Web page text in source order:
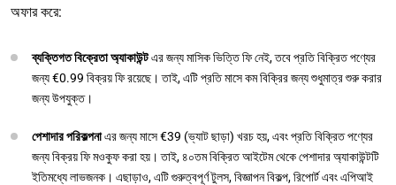
অফার করে:
ব্যক্তিগত বিক্রেতা অ্যাকাউন্টএর জন্য মাসিক ভিত্তি ফি নেই, তবে প্রতি বিক্রিত পণ্যের
জন্য €0.99 বিক্রয় ফি রয়েছে। তাই, এটি প্রতি মাসে কম বিক্রির জন্য শুধুমাত্র শুরু করার
জন্য উপযুক্ত।
পেশাদার পরিকল্পনাএর জন্য মাসে €39 (ভ্যাট ছাড়া) খরচ হয়, এবং প্রতি বিক্রিত পণ্যের
জন্য বিক্রয় ফি মওকুফ করা হয়। তাই, ৪০তম বিক্রিত আইটেম থেকে পেশাদার অ্যাকাউন্টটি
ইতিমধ্যে লাভজনক। এছাড়াও, এটি গুরুত্বপূর্ণ টুলস, বিজ্ঞাপন বিকল্প, রিপোর্ট এবং এপিআই